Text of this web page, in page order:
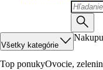
Všetky kategórie
Top ponukyOvocie,